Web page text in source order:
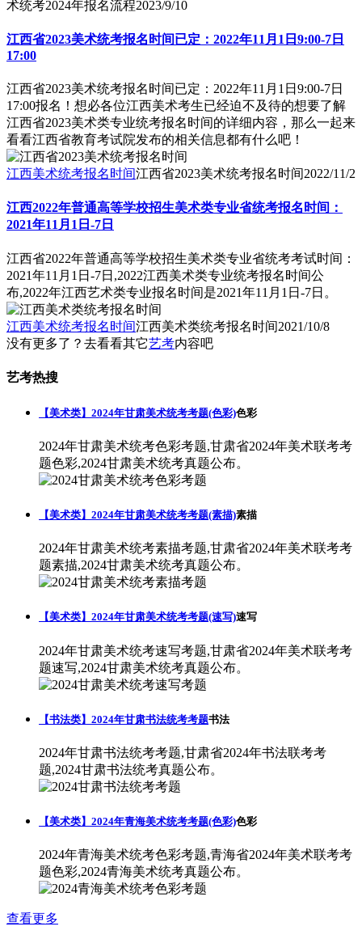
术统考2024年报名流程2023/9/10
江西省2023美术统考报名时间已定：2022年11月1日9:00-7日
17:00
江西省2023美术统考报名时间已定：2022年11月1日9:00-7日
17:00报名！想必各位江西美术考生已经迫不及待的想要了解
江西省2023美术类专业统考报名时间的详细内容，那么一起来
看看江西省教育考试院发布的相关信息都有什么吧！
江西美术统考报名时间江西省2023美术统考报名时间2022/11/2
江西2022年普通高等学校招生美术类专业省统考报名时间：
2021年11月1日-7日
江西省2022年普通高等学校招生美术类专业省统考考试时间：
2021年11月1日-7日,2022江西美术类专业统考报名时间公
布,2022年江西艺术类专业报名时间是2021年11月1日-7日。
江西美术统考报名时间江西美术类统考报名时间2021/10/8
没有更多了？去看看其它艺考内容吧
艺考热搜
【美术类】2024年甘肃美术统考考题(色彩)色彩
2024年甘肃美术统考色彩考题,甘肃省2024年美术联考考
题色彩,2024甘肃美术统考真题公布。
【美术类】2024年甘肃美术统考考题(素描)素描
2024年甘肃美术统考素描考题,甘肃省2024年美术联考考
题素描,2024甘肃美术统考真题公布。
【美术类】2024年甘肃美术统考考题(速写)速写
2024年甘肃美术统考速写考题,甘肃省2024年美术联考考
题速写,2024甘肃美术统考真题公布。
【书法类】2024年甘肃书法统考考题书法
2024年甘肃书法统考考题,甘肃省2024年书法联考考
题,2024甘肃书法统考真题公布。
【美术类】2024年青海美术统考考题(色彩)色彩
2024年青海美术统考色彩考题,青海省2024年美术联考考
题色彩,2024青海美术统考真题公布。
查看更多